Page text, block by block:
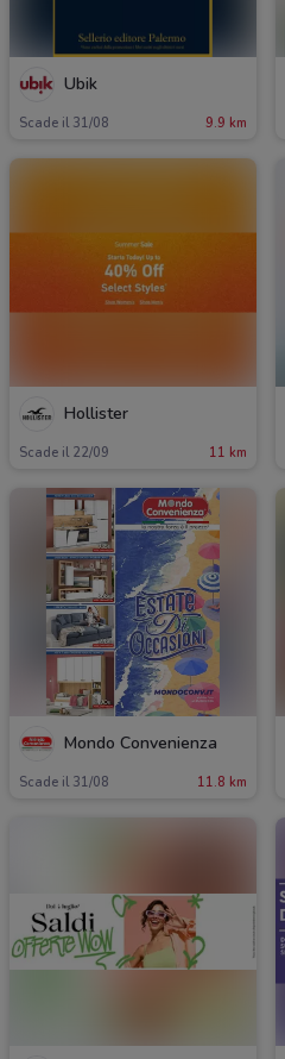
Ubik
Scade il 31/08 9.9 km
Hollister
Scade il 22/09 11 km
Mondo Convenienza
Scade il 31/08 11.8 km